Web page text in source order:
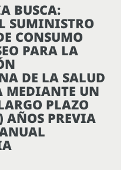
BUSCA:
SUMINISTRO
CONSUMO
PARA LA
DE LA SALUD
MEDIANTE UN
PLAZO
AÑOS PREVIA